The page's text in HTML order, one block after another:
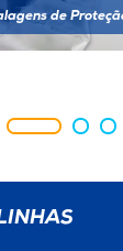
de
de
de